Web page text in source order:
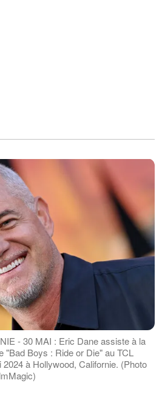
- 30 MAI : Eric Dane assiste à la
"Bad Boys : Ride or Die" au TCL
à Hollywood, Californie. (Photo